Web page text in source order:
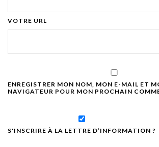
VOTRE URL
ENREGISTRER MON NOM, MON E-MAIL ET
NAVIGATEUR POUR MON PROCHAIN
S'INSCRIRE À LA LETTRE D’INFORMATION ?